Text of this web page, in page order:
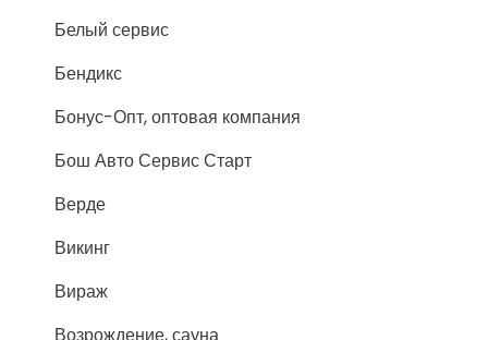
Белый сервис
Бендикс
Бонус-Опт, оптовая компания
Бош Авто Сервис Старт
Верде
Викинг
Вираж